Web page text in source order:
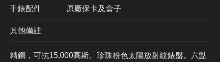
手錶配件 原廠保卡及盒子
其他備註
精鋼，可抗15,000高斯。珍珠粉色太陽放射紋錶盤。六點